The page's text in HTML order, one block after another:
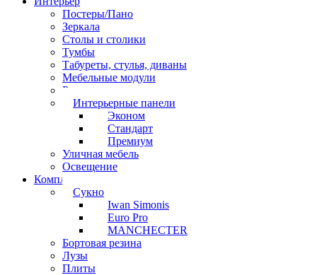
Постеры/Пано
Зеркала
Столы и столики
Тумбы
Табуреты, стулья, диваны
Мебельные модули
Рамы под картины
Интерьерные панели
Эконом
Стандарт
Премиум
Уличная мебель
Освещение
Комплектующие
Сукно
Iwan Simonis
Euro Pro
MANCHECTER
Бортовая резина
Лузы
Плиты